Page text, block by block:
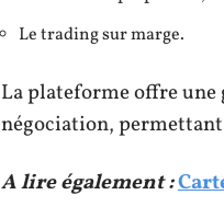
Le trading sur marge.
La plateforme offre
négociation,
A lire également :